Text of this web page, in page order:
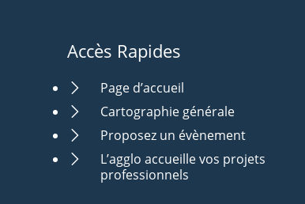
Accès Rapides
Page d’accueil
Cartographie générale
Proposez un évènement
L’agglo accueille vos projets
professionnels